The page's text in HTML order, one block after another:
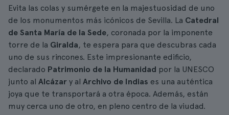
Evita las colas y sumérgete en la majestuosidad de uno
de los monumentos más icónicos de Sevilla. La Catedral
de Santa María de la Sede, coronada por la imponente
torre de la Giralda, te espera para que descubras cada
uno de sus rincones. Este impresionante edificio,
declarado Patrimonio de la Humanidad por la UNESCO
junto al Alcázar y al Archivo de Indias es una auténtica
joya que te transportará a otra época. Además, están
muy cerca uno de otro, en pleno centro de la viudad.